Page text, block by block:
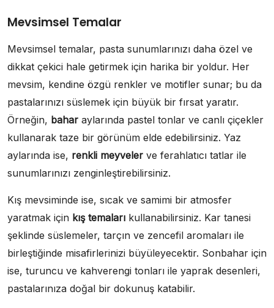
Mevsimsel Temalar
Mevsimsel temalar, pasta sunumlarınızı daha özel ve
dikkat çekici hale getirmek için harika bir yoldur. Her
mevsim, kendine özgü renkler ve motifler sunar; bu da
pastalarınızı süslemek için büyük bir fırsat yaratır.
Örneğin, bahar aylarında pastel tonlar ve canlı çiçekler
kullanarak taze bir görünüm elde edebilirsiniz. Yaz
aylarında ise, renkli meyveler ve ferahlatıcı tatlar ile
sunumlarınızı zenginleştirebilirsiniz.
Kış mevsiminde ise, sıcak ve samimi bir atmosfer
yaratmak için kış temaları kullanabilirsiniz. Kar tanesi
şeklinde süslemeler, tarçın ve zencefil aromaları ile
birleştiğinde misafirlerinizi büyüleyecektir. Sonbahar için
ise, turuncu ve kahverengi tonları ile yaprak desenleri,
pastalarınıza doğal bir dokunuş katabilir.